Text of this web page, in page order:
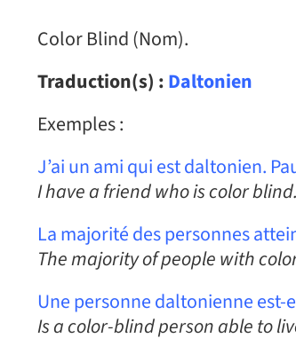
Color Blind (Nom).
Traduction(s) :Daltonien
Exemples :
J’ai un ami qui est daltonien.
I have a friend who is color
La majorité des personnes
The majority of people with
Une personne daltonienne
Is a color-blind person able to